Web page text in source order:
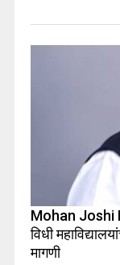
Mohan Joshi
विधी
मागणी